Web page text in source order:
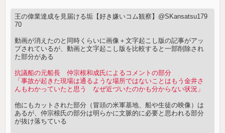
王の偉業達成を見届ける垢【好き嫌いコム観察】@SKansatsu179
70
動画が消えたのと同時くらいに画像＋文字起こし版の記事がアッ
プされているが、動画と文字起こし版を比較すると一部削除され
た部分がある
抗議船の元船長 仲宗根和成氏によるコメントの部分
「事故が起きた現場は通るような場所ではないことはもう金井さ
んもわかっていたと思う なぜ近づいたのかも分からない状況」
他にもカットされた部分（冒頭の米軍基地、船や生徒の映像）は
あるが、仲宗根氏の部分は明らかに文脈的に必要と思われる部分
が抜け落ちている